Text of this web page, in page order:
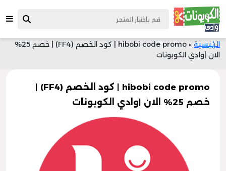
الرئيسية »
hibobi code promo | كود الخصم (FF4) | خصم 25%
الان |وادي الكوبونات
hibobi code promo | كود الخصم (FF4) |
خصم 25% الان |وادي الكوبونات